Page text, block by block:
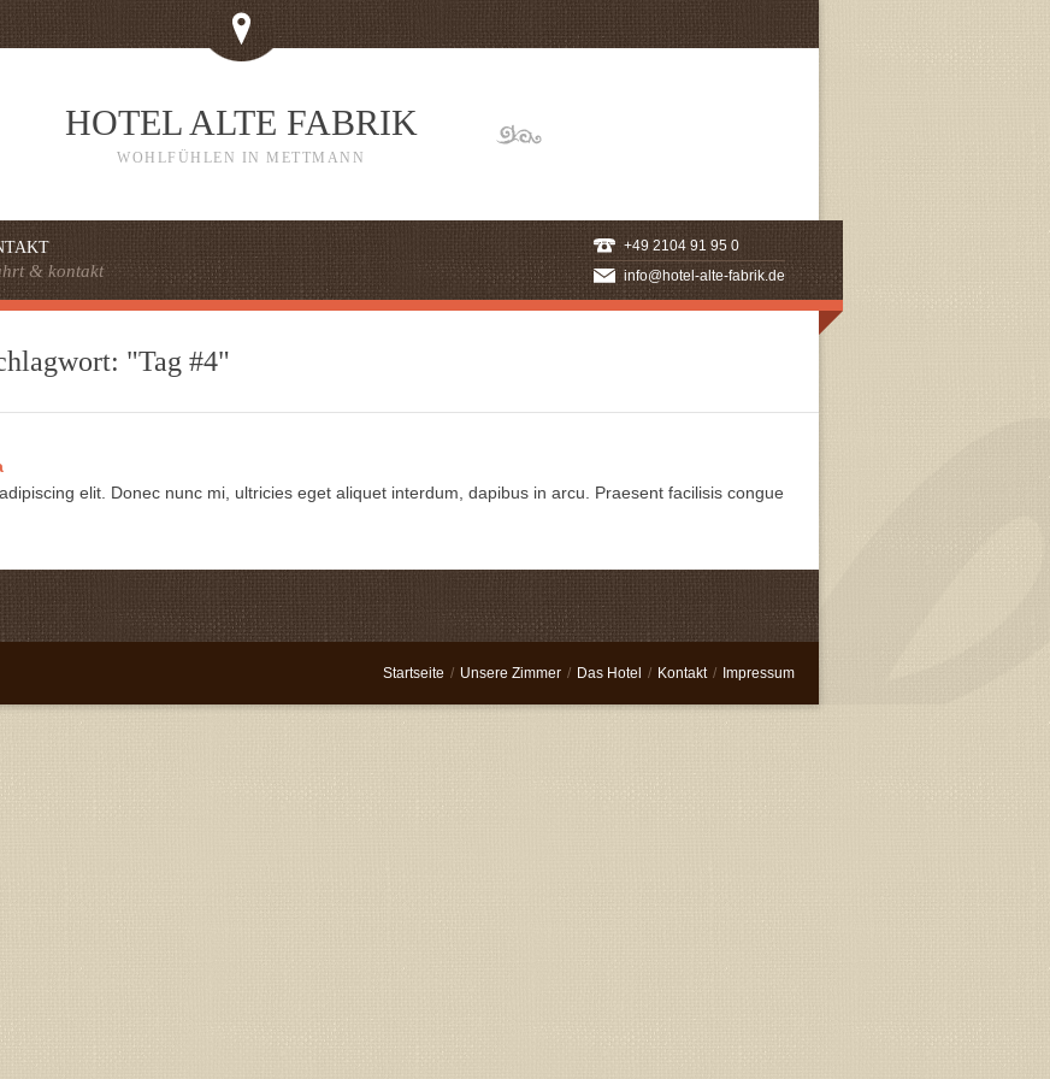
HOTEL ALTE FABRIK
WOHLFÜHLEN IN METTMANN
& kontakt
+49 2104 91 95 0
info@hotel-alte-fabrik.de
"Tag #4"
elit. Donec nunc mi, ultricies eget aliquet interdum, dapibus in arcu. Praesent facilisis congue
Startseite / Unsere Zimmer / Das Hotel / Kontakt / Impressum